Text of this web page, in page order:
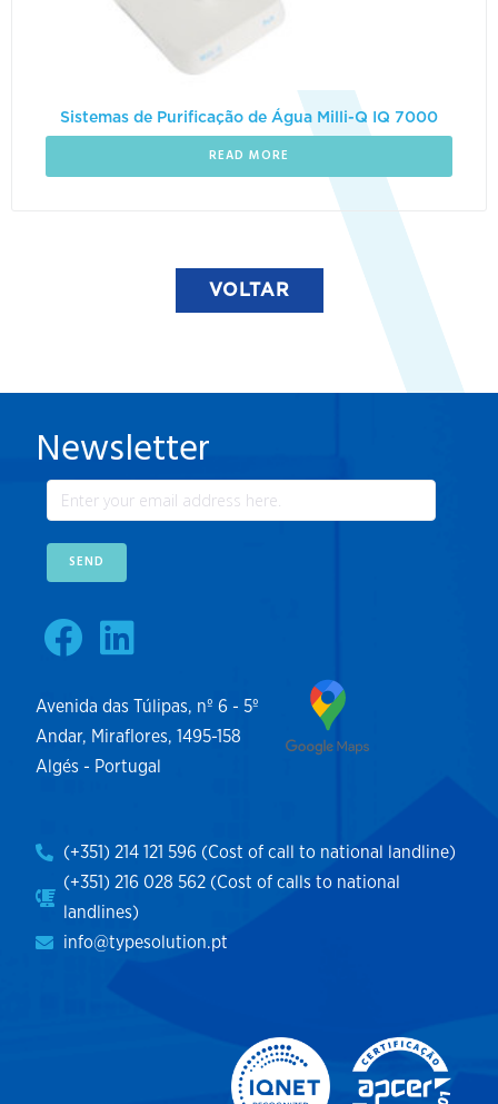
Sistemas de Purificação de Água Milli-Q IQ 7000
READ MORE
VOLTAR
Newsletter
SEND
Avenida das Túlipas, nº 6 - 5º
Andar, Miraflores, 1495-158
Algés - Portugal
(+351) 214 121 596 (Cost of call to national landline)
(+351) 216 028 562 (Cost of calls to national
landlines)
info@typesolution.pt